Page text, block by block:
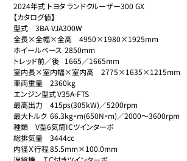
2024年式 トヨタ ランドクルーザー300 GX
【カタログ値】
型式	3BA-VJA300W
全長×全幅×全高	4950×1980×1925mm
ホイールベース	2850mm
トレッド前／後	1665／1665mm
室内長×室内幅×室内高	2775×1635×1215mm
車両重量	2360kg
エンジン型式	V35A-FTS
最高出力	415ps(305kW)／5200rpm
最大トルク	66.3kg・m(650N・m)／2000～3600rpm
種類	V型6気筒ICツインターボ
総排気量	3444cc
内径Ｘ行程	85.5mm×100.0mm